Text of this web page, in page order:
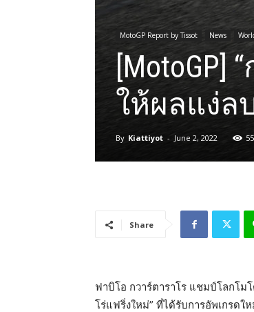
MotoGP Report by Tissot News
[MotoGP]
ให้ผลแง่ล
By Kiattiyot - June 2, 2022
Share
ฟาบิโอ กวาร์ตาราโร แชมป์โลกโม
โร่แฟริ่งใหม่” ที่ได้รับการอัพเกรดใ